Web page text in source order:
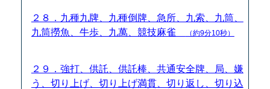
２８．九種九牌、九種倒牌、急所、九索、九筒、
九筒撈魚、牛歩、九萬、競技麻雀
（約9分10秒）
２９．強打、供託、供託棒、共通安全牌、局、嫌
う、切り上げ、切り上げ満貫、切り返し、切り込